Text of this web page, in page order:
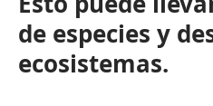
de especies y
ecosistemas.